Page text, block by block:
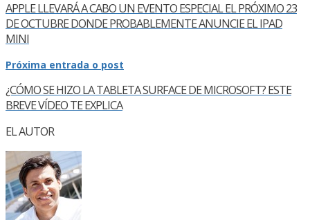
APPLE LLEVARÁ A CABO UN EVENTO ESPECIAL EL PRÓXIMO 23
DE OCTUBRE DONDE PROBABLEMENTE ANUNCIE EL IPAD
MINI
Próxima entrada o post
¿CÓMO SE HIZO LA TABLETA SURFACE DE MICROSOFT? ESTE
BREVE VÍ­DEO TE EXPLICA
EL AUTOR